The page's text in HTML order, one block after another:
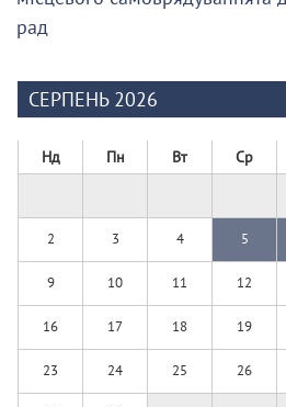
рад
СЕРПЕНЬ 2026
Нд Пн Вт Ср
2 3 4 5
9 10 11 12
16 17 18 19
23 24 25 26